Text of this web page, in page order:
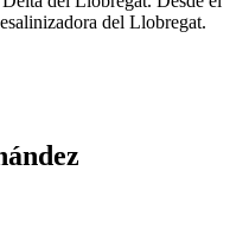
del Llobregat.